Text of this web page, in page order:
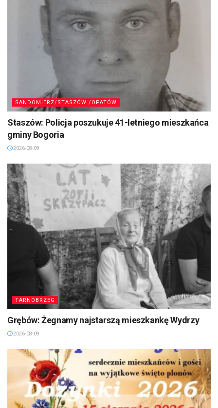
SANDOMIERZ/STASZÓW /OPATÓW
Staszów: Policja poszukuje 41-letniego mieszkańca
gminy Bogoria
2026-08-09
TARNOBRZEG
Grębów: Żegnamy najstarszą mieszkankę Wydrzy
2026-08-09